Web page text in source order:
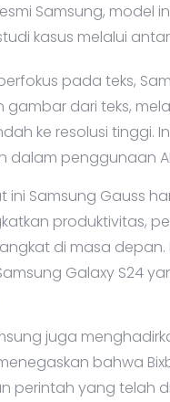
Samsung, model
kasus melalui
pada teks,
gambar dari teks,
ke resolusi tinggi.
dalam penggunaan
ini Samsung Gauss
produktivitas,
di masa
Galaxy S24
juga
bahwa
perintah yang telah